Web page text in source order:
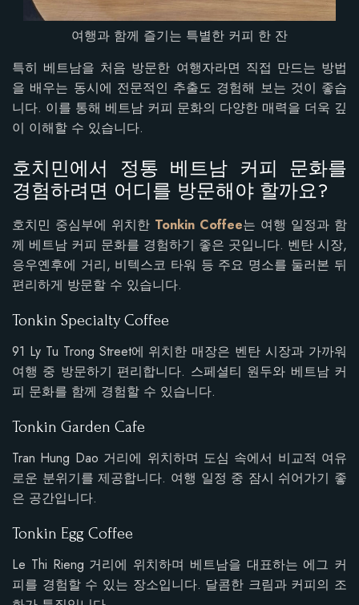
여행과 함께 즐기는 특별한 커피 한 잔
특히 베트남을 처음 방문한 여행자라면 직접 만드는 방법
을 배우는 동시에 전문적인 추출도 경험해 보는 것이 좋습
니다. 이를 통해 베트남 커피 문화의 다양한 매력을 더욱 깊
이 이해할 수 있습니다.
호치민에서 정통 베트남 커피 문화를
경험하려면 어디를 방문해야 할까요?
호치민 중심부에 위치한 Tonkin Coffee는 여행 일정과 함
께 베트남 커피 문화를 경험하기 좋은 곳입니다. 벤탄 시장,
응우옌후에 거리, 비텍스코 타워 등 주요 명소를 둘러본 뒤
편리하게 방문할 수 있습니다.
Tonkin Specialty Coffee
91 Ly Tu Trong Street에 위치한 매장은 벤탄 시장과 가까워
여행 중 방문하기 편리합니다. 스페셜티 원두와 베트남 커
피 문화를 함께 경험할 수 있습니다.
Tonkin Garden Cafe
Tran Hung Dao 거리에 위치하며 도심 속에서 비교적 여유
로운 분위기를 제공합니다. 여행 일정 중 잠시 쉬어가기 좋
은 공간입니다.
Tonkin Egg Coffee
Le Thi Rieng 거리에 위치하며 베트남을 대표하는 에그 커
피를 경험할 수 있는 장소입니다. 달콤한 크림과 커피의 조